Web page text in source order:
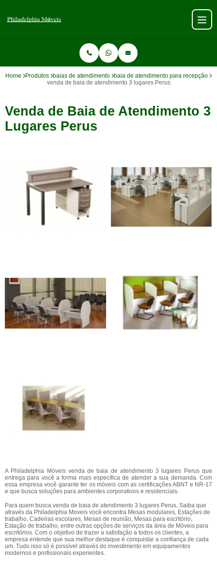
Home Produtos baias de atendimento
baia de atendimento para recepção
venda de baia de atendimento 3 lugares Perus
Venda de Baia de Atendimento 3
Lugares Perus
A Philadelphia Móveis venda de baia de atendimento 3 lugares Perus que
entrega para você a forma mais específica de atender a sua demanda. Com
essa empresa você garante ter os móveis com as certificações ABNT e NR-17
e que busca soluções para ambientes corporativos e residenciais.
Para quem busca venda de baia de atendimento 3 lugares Perus, Saiba que
através da Philadelphia Moveis você encontra Mesas modulares, Estações de
trabalho, Cadeiras escolares, Mesas de reunião, Mesas para escritório,
Estação de trabalho, entre outras opções de serviços da área de Móveis para
escritórios. Com o objetivo de trazer a satisfação a todos os clientes, a
empresa entende que sua melhor destaque é conquistar a confiança de cada
um. Tudo isso só é possível através do investimento em equipamentos
modernos e profissionais experientes.